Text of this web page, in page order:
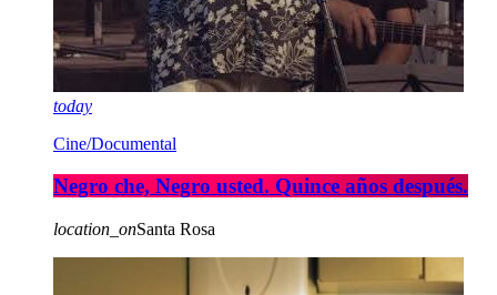
today
Cine/Documental
Negro che, Negro usted. Quince años después.
location_onSanta Rosa